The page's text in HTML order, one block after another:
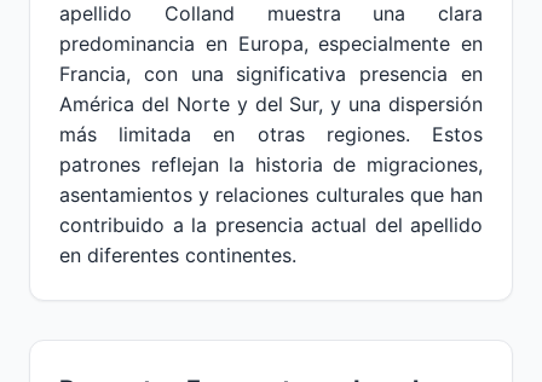
apellido Colland muestra una clara
predominancia en Europa, especialmente en
Francia, con una significativa presencia en
América del Norte y del Sur, y una dispersión
más limitada en otras regiones. Estos
patrones reflejan la historia de migraciones,
asentamientos y relaciones culturales que han
contribuido a la presencia actual del apellido
en diferentes continentes.